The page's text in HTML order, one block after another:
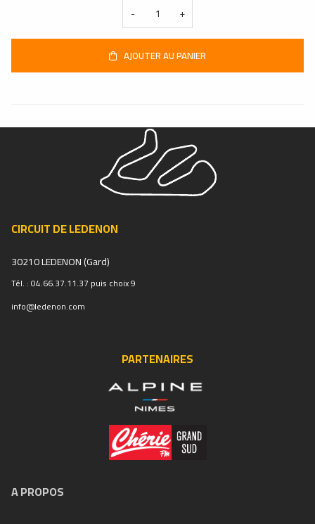
- +
AJOUTER AU PANIER
CIRCUIT DE LEDENON
30210 LEDENON (Gard)
Tél. : 04.66.37.11.37 puis choix 9
info@ledenon.com
PARTENAIRES
A PROPOS